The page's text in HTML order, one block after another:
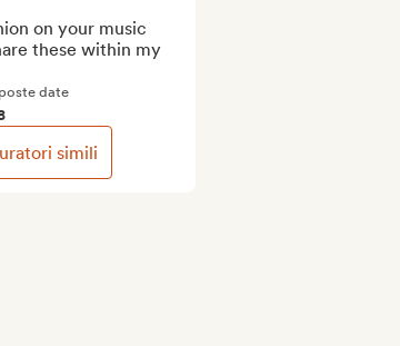
on your music
these within my
date
simili